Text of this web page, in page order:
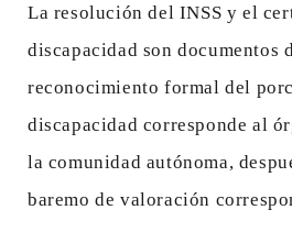
La resolución del INSS y el
discapacidad son documentos
reconocimiento formal del
discapacidad corresponde al
la comunidad autónoma,
baremo de valoración